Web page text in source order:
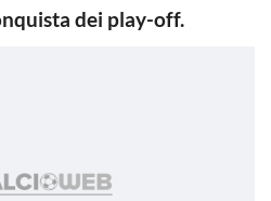
dei play-off.